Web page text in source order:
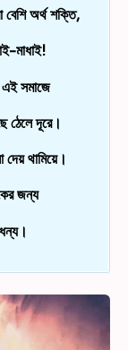
অর্থ শক্তি,
মাধাই!
এই সমাজে
ঠেলে দূরে।
দেয় থামিয়ে।
জন্য